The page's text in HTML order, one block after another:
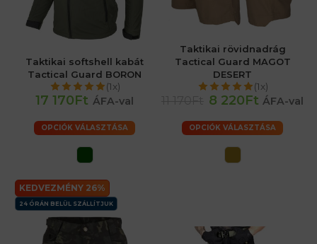
Taktikai softshell kabát
Tactical Guard BORON
(1x)
17 170Ft ÁFA-val
OPCIÓK VÁLASZTÁSA
Taktikai rövidnadrág
Tactical Guard MAGOT
DESERT
(1x)
8 220Ft ÁFA-val
OPCIÓK VÁLASZTÁSA
KEDVEZMÉNY 26%
24 ÓRÁN BELÜL SZÁLLÍTJUK